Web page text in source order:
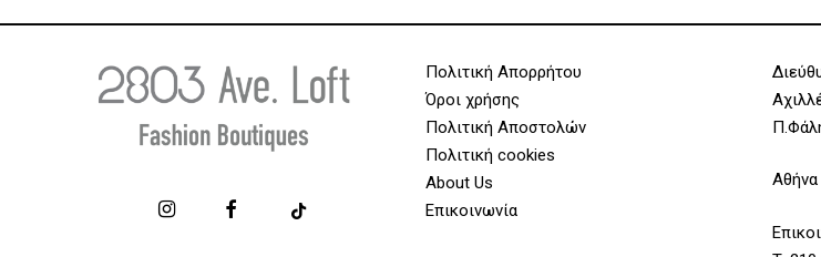
Πολιτική Απορρήτου
Όροι χρήσης
Πολιτική Αποστολών
Πολιτική cookies
About Us
Επικοινωνία